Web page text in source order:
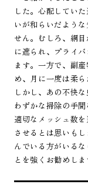
した。心配してい
いが和らいだよう
せん。むしろ、網
に遮られ、プライ
ます。一方で、副
め、月に一度は柔
しかし、あの不快
わずかな掃除の手
適切なメッシュ数
させるとは思いも
んでいる方がいる
とを強くお勧めしま